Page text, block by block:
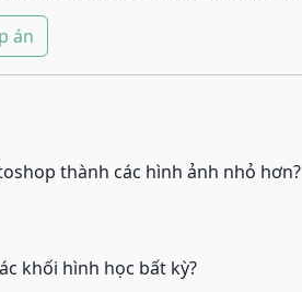
án
thành các hình ảnh nhỏ hơn?
khối hình học bất kỳ?